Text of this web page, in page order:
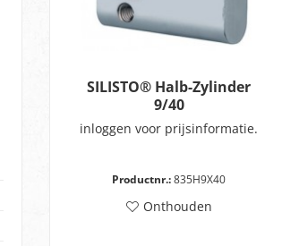
SILISTO® Halb-Zylinder
9/40
inloggen voor prijsinformatie.
Productnr.:835H9X40
Onthouden